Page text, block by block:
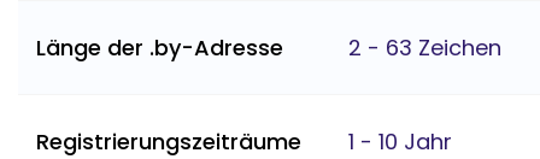
Länge der .by-Adresse 2 - 63 Zeichen
Registrierungszeiträume 1 - 10 Jahr